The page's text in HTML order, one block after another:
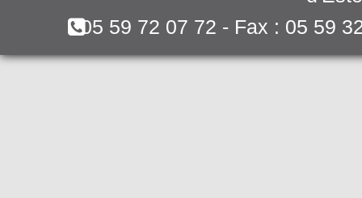
05 59 72 07 72 - Fax : 05 59